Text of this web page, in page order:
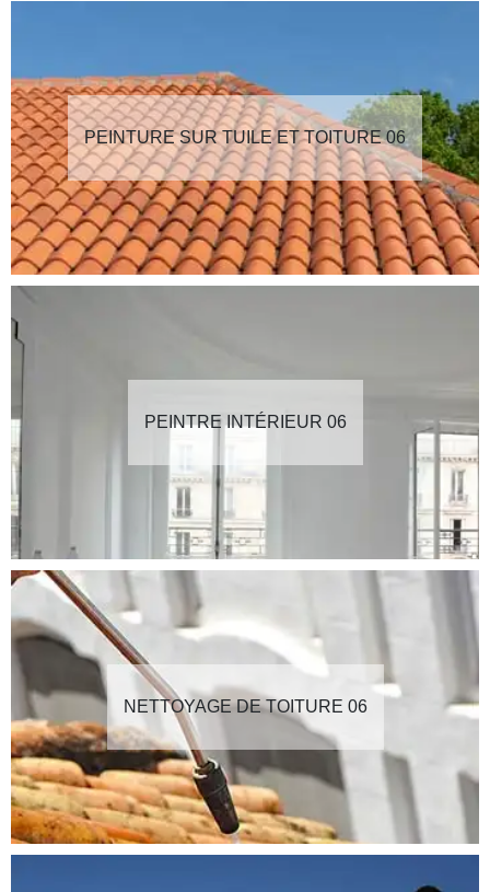
PEINTURE SUR TUILE ET TOITURE 06
PEINTRE INTÉRIEUR 06
NETTOYAGE DE TOITURE 06